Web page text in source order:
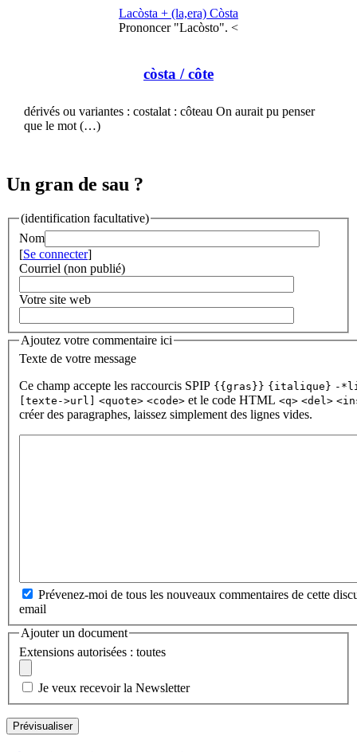
Lacòsta + (la,era) Còsta
Prononcer "Lacòsto". <
còsta / côte
dérivés ou variantes : costalat : côteau On aurait pu penser
que le mot (…)
Un gran de sau ?
(identification facultative)
Nom
[Se connecter]
Courriel (non publié)
Votre site web
Ajoutez votre commentaire ici
Texte de votre message
Ce champ accepte les raccourcis SPIP {{gras}} {italique} -
[texte->url]
<quote> <code> et le code HTML <q> <del>
créer des paragraphes, laissez simplement des lignes vides.
Prévenez-moi de tous les nouveaux commentaires de cette
email
Ajouter un document
Extensions autorisées : toutes
Je veux recevoir la Newsletter